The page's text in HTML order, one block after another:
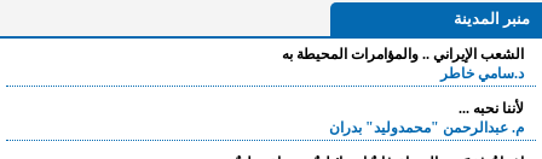
منبر المدينة
الشعب الإيراني .. والمؤامرات المحيطة به
د.سامي خاطر
لأننا نحبه ...
م. عبدالرحمن "محمدوليد" بدران